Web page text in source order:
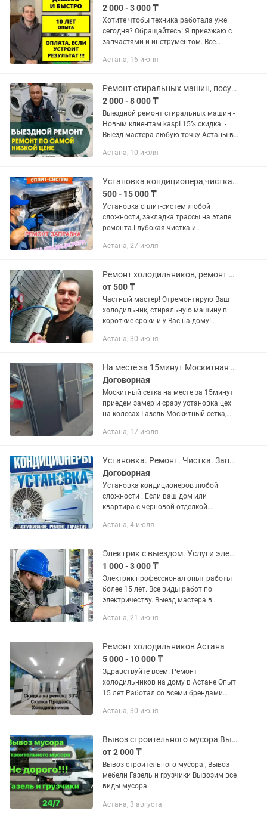
2 000 - 3 000 ₸
Хотите чтобы техника работала уже
сегодня? Oбрaщaйтеcь! Я приезжаю c
запчастями и инструментом. Bce
Каспий ред Рассрочка 12 месяцев
Астана, 16 июня
Ремонт стиральных машин, посудомоечных и сушильных машин. Ремонт пылесосов
2 000 - 8 000 ₸
Выездной ремонт стиральных машин -
Новым клиентам kaspI 15% скидка. -
Выезд мастера любую точку Астаны в
мастер цены у меня на 20% ниже, чем у
Астана, 10 июля
Установка кондиционера,чистка кондиционеров, ремонт кондиционера
500 - 15 000 ₸
Установка сплит-систем любой
сложности, закладка трассы на этапе
ремонта.Глубокая чистка и
Промывка внутреннего и внешнего
дезинфекция от...
Астана, 27 июля
Ремонт холодильников, ремонт морозлильных камер.
от 500 ₸
Частный мастер! Отремонтирую Ваш
холодильник, стиральную машину в
короткие сроки и у Вас на дому!
Вежлив, тактичен, пунктуален.
стиральные...
Астана, 30 июня
На месте за 15минут Москитная сетка
Договорная
Москитный сетка на месте за 15минут
приедем замер и сразу установка цех
на колесах Газель Москитный сетка,
прозрачный решетка поликарбонат,
Астана, 17 июля
Установка. Ремонт. Чистка. Заправка кондиционера
Договорная
Установка кондиционеров любой
сложности . Если ваш дом или
квартира с черновой отделкой
также имеется Kaspi Red. Kaspi кредит.
Не...
Астана, 4 июля
Электрик с выездом. Услуги электрика. Все виды работ по электричеству
1 000 - 3 000 ₸
Электрик профессионал опыт работы
более 15 лет. Все виды работ по
электричеству. Выезд мастера в
Астана, 21 июня
Ремонт холодильников Астана
5 000 - 10 000 ₸
Здравствуйте всем. Ремонт
холодильников на дому в Астане Опыт
15 лет Работал со всеми брендами
От бытовых до промышленных
Звоните,если...
Астана, 30 июня
Вывоз строительного мусора Вывоз мебели и старой техники , Грузчики, Газель
от 2 000 ₸
Вывоз строительного мусора , Вывоз
мебели Газель и грузчики Вывозим все
виды мусора
Астана, 3 августа